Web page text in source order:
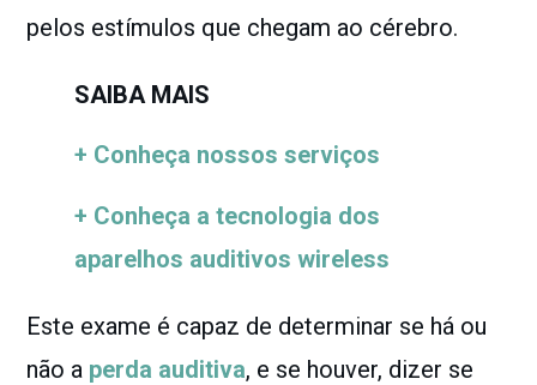
pelos estímulos que chegam ao cérebro.
SAIBA MAIS
+ Conheça nossos serviços
+ Conheça a tecnologia dos
aparelhos auditivos wireless
Este exame é capaz de determinar se há ou
não a perda auditiva, e se houver, dizer se